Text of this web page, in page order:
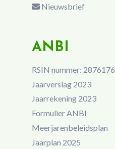
Nieuwsbrief
ANBI
RSIN nummer: 2876176
Jaarverslag 2023
Jaarrekening 2023
Formulier ANBI
Meerjarenbeleidsplan
Jaarplan 2025